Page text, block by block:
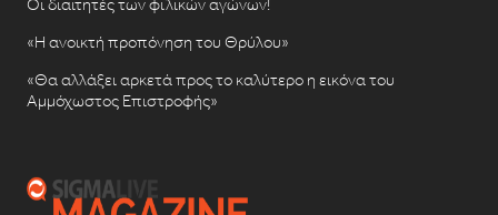
Οι διαιτητές των φιλικών αγώνων!
«Η ανοικτή προπόνηση του Θρύλου»
«Θα αλλάξει αρκετά προς το καλύτερο η εικόνα του
Αμμόχωστος Επιστροφής»